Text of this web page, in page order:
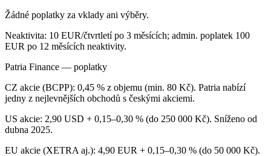
Žádné poplatky za vklady ani výběry.
Neaktivita: 10 EUR/čtvrtletí po 3 měsících; admin. poplatek 100
EUR po 12 měsících neaktivity.
Patria Finance — poplatky
CZ akcie (BCPP): 0,45 % z objemu (min. 80 Kč). Patria nabízí
jedny z nejlevnějších obchodů s českými akciemi.
US akcie: 2,90 USD + 0,15–0,30 % (do 250 000 Kč). Sníženo od
dubna 2025.
EU akcie (XETRA aj.): 4,90 EUR + 0,15–0,30 % (do 50 000 Kč).